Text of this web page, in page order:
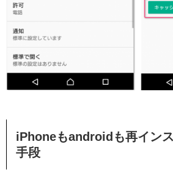
iPhoneもandroidも再イン
手段